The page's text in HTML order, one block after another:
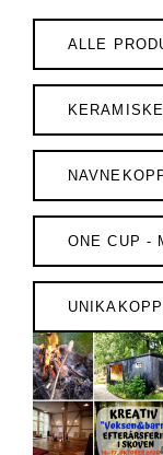
ALLE
ONE CUP -